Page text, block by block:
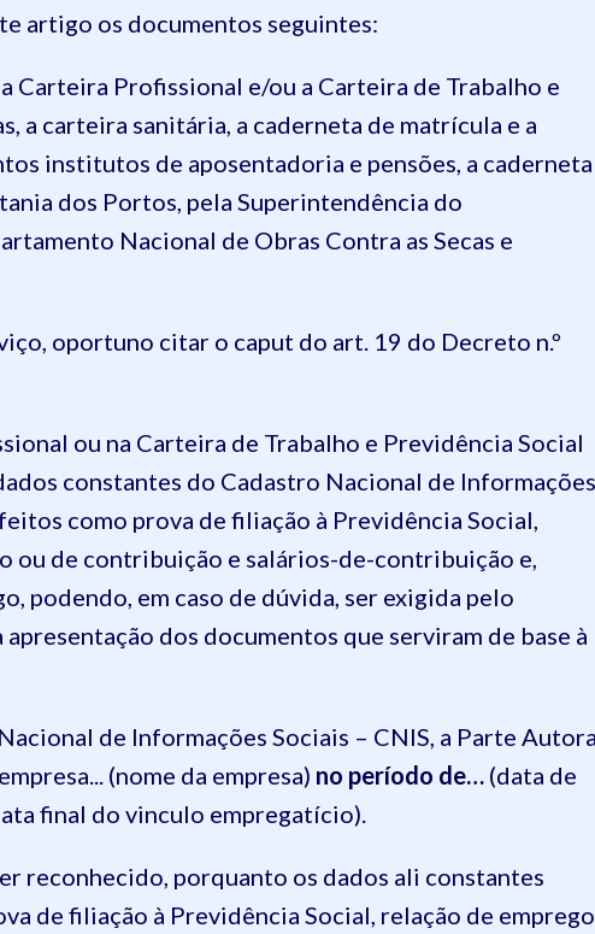
artigo os documentos seguintes:
Carteira Profissional e/ou a Carteira de Trabalho e
a carteira sanitária, a caderneta de matrícula e a
institutos de aposentadoria e pensões, a caderneta
dos Portos, pela Superintendência do
Nacional de Obras Contra as Secas e
oportuno citar o caput do art. 19 do Decreto n.º
ou na Carteira de Trabalho e Previdência Social
constantes do Cadastro Nacional de Informações
como prova de filiação à Previdência Social,
ou de contribuição e salários-de-contribuição e,
podendo, em caso de dúvida, ser exigida pelo
dos documentos que serviram de base à
de Informações Sociais – CNIS, a Parte A
empresa... (nome da empresa) no período de… (data de
final do vinculo empregatício).
reconhecido, porquanto os dados ali constantes
de filiação à Previdência Social, relação de